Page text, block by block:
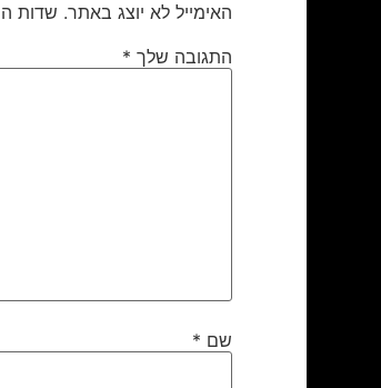
האימייל לא יוצג באתר. שדות
התגובה שלך *
שם *